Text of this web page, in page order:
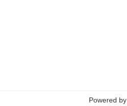
Powered by